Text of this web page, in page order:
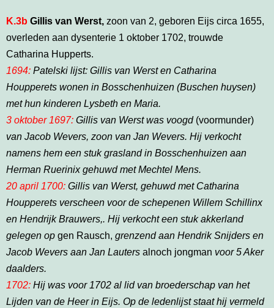
K.3b Gillis van Werst, zoon van 2, geboren Eijs circa 1655,
overleden aan dysenterie 1 oktober 1702, trouwde
Catharina Hupperts.
1694: Patelski lijst: Gillis van Werst en Catharina
Houpperets wonen in Bosschenhuizen (Buschen huysen)
met hun kinderen Lysbeth en Maria.
3 oktober 1697: Gillis van Werst was voogd (voormunder)
van Jacob Wevers, zoon van Jan Wevers. Hij verkocht
namens hem een stuk grasland in Bosschenhuizen aan
Herman Ruerinix gehuwd met Mechtel Mens.
20 april 1700: Gillis van Werst, gehuwd met Catharina
Houpperets verscheen voor de schepenen Willem Schillinx
en Hendrijk Brauwers,. Hij verkocht een stuk akkerland
gelegen op gen Rausch, grenzend aan Hendrik Snijders en
Jacob Wevers aan Jan Lauters alnoch jongman voor 5 Aker
daalders.
1702: Hij was voor 1702 al lid van broederschap van het
Lijden van de Heer in Eijs. Op de ledenlijst staat hij vermeld